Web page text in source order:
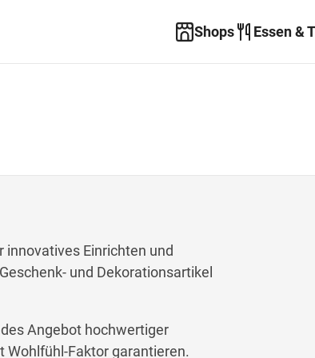
Shops Essen &
innovatives Einrichten und
und Dekorationsartikel
Angebot hochwertiger
Wohlfühl-Faktor garantieren.